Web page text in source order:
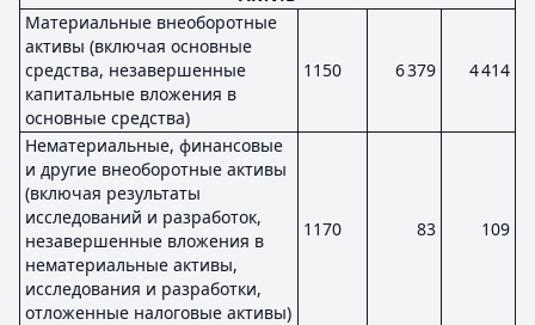
Материальные внеоборотные
активы (включая основные
средства, незавершенные
капитальные вложения в
основные средства)
1150 6 379 4 414
Нематериальные, финансовые
и другие внеоборотные активы
(включая результаты
исследований и разработок,
незавершенные вложения в
нематериальные активы,
исследования и разработки,
отложенные налоговые активы)
1170 83 109